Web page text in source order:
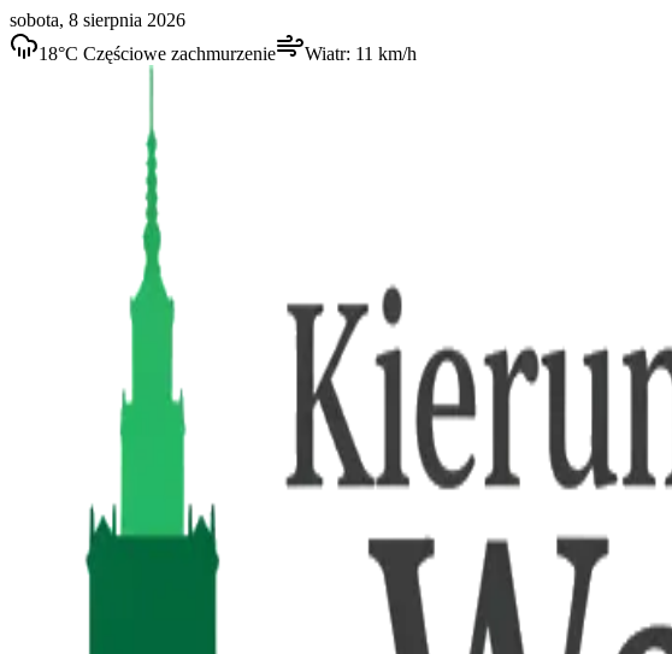
sobota, 8 sierpnia 2026
18°C Częściowe zachmurzenie Wiatr: 11 km/h